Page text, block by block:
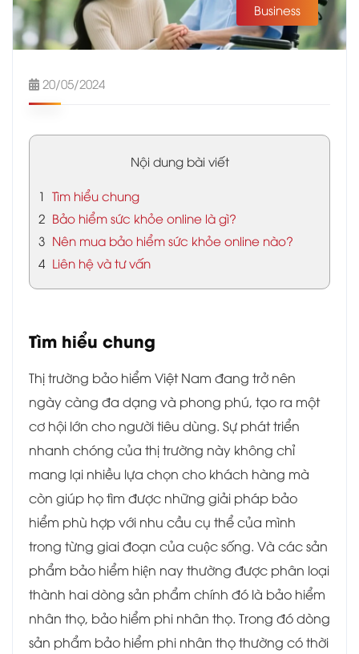
Business
20/05/2024
Nội dung bài viết
1 Tìm hiểu chung
2 Bảo hiểm sức khỏe online là gì?
3 Nên mua bảo hiểm sức khỏe online nào?
4 Liên hệ và tư vấn
Tìm hiểu chung
Thị trường bảo hiểm Việt Nam đang trở nên
ngày càng đa dạng và phong phú, tạo ra một
cơ hội lớn cho người tiêu dùng. Sự phát triển
nhanh chóng của thị trường này không chỉ
mang lại nhiều lựa chọn cho khách hàng mà
còn giúp họ tìm được những giải pháp bảo
hiểm phù hợp với nhu cầu cụ thể của mình
trong từng giai đoạn của cuộc sống. Và các sản
phẩm bảo hiểm hiện nay thường được phân loại
thành hai dòng sản phẩm chính đó là bảo hiểm
nhân thọ, bảo hiểm phi nhân thọ. Trong đó dòng
sản phẩm bảo hiểm phi nhân thọ thường có thời